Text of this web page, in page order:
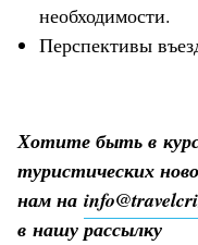
необходимости.
Перспективы
Хотите быть в
туристических
нам на
в нашу рассылку